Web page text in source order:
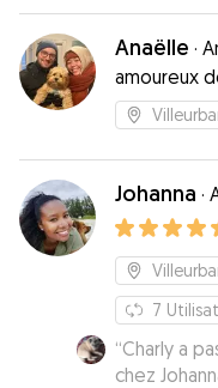
Anaëlle ·
amoureux
Johanna ·
7
“Charly a
chez